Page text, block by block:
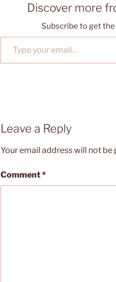
Discover more
Subscribe to get
Type your email…
Leave a Reply
Your email address will not be
Comment*